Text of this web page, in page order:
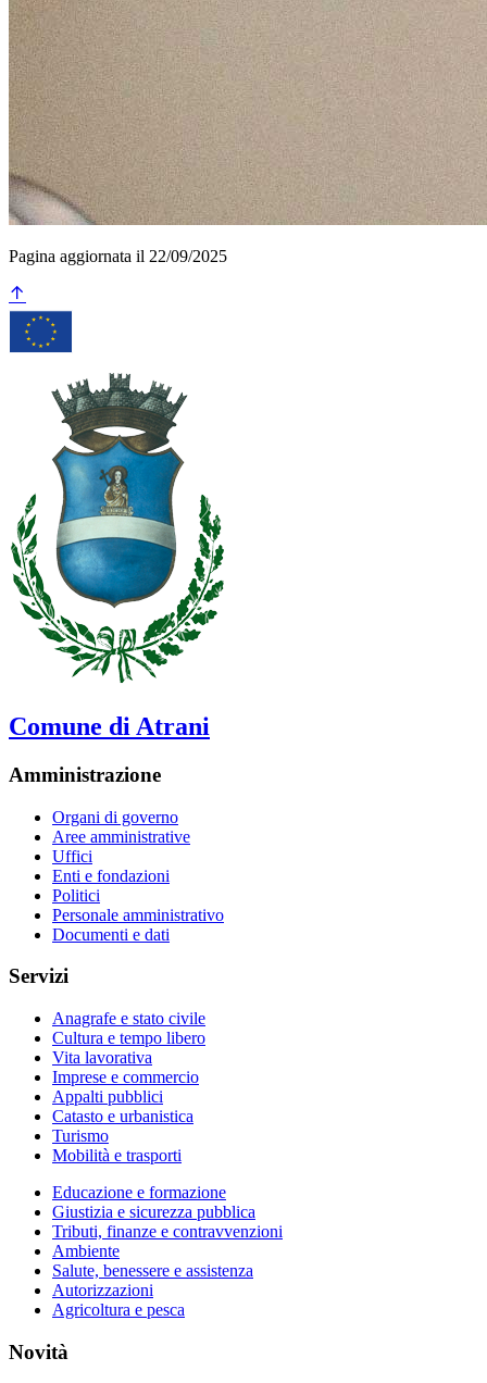
Pagina aggiornata il 22/09/2025
Comune di Atrani
Amministrazione
Organi di governo
Aree amministrative
Uffici
Enti e fondazioni
Politici
Personale amministrativo
Documenti e dati
Servizi
Anagrafe e stato civile
Cultura e tempo libero
Vita lavorativa
Imprese e commercio
Appalti pubblici
Catasto e urbanistica
Turismo
Mobilità e trasporti
Educazione e formazione
Giustizia e sicurezza pubblica
Tributi, finanze e contravvenzioni
Ambiente
Salute, benessere e assistenza
Autorizzazioni
Agricoltura e pesca
Novità